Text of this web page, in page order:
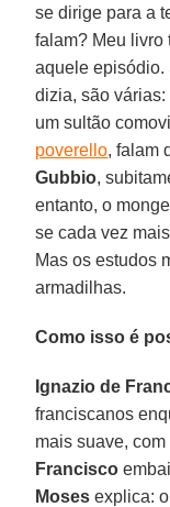
se dirige para a
falam? Meu livro
aquele episódio.
dizia, são
um sultão
poverello, falam
Gubbio,
entanto, o
se cada vez
Mas os estudos
armadilhas.
Como isso é
Ignazio de
franciscanos
mais suave,
Francisco
Moses explica: